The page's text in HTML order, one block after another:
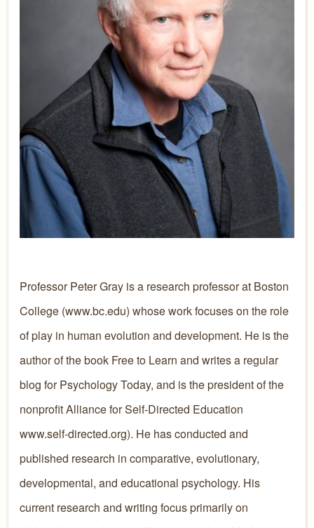
Professor Peter Gray is a research professor at Boston
College (www.bc.edu) whose work focuses on the role
of play in human evolution and development. He is the
author of the book Free to Learn and writes a regular
blog for Psychology Today, and is the president of the
nonprofit Alliance for Self-Directed Education
www.self-directed.org). He has conducted and
published research in comparative, evolutionary,
developmental, and educational psychology. His
current research and writing focus primarily on